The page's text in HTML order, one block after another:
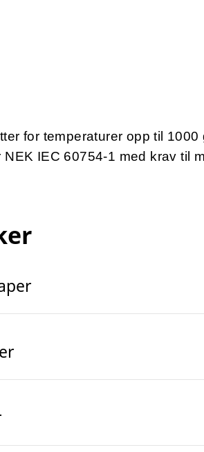
for temperaturer opp til 1000
NEK IEC 60754-1 med krav til